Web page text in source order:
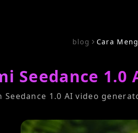
blog Cara
Seedance
Seedance 1.0 AI video